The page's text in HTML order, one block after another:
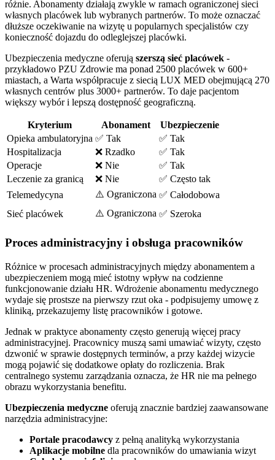
różnie. Abonamenty działają zwykle w ramach ograniczonej sieci
własnych placówek lub wybranych partnerów. To może oznaczać
dłuższe oczekiwanie na wizytę u popularnych specjalistów czy
konieczność dojazdu do odleglejszej placówki.
Ubezpieczenia medyczne oferują szerszą sieć placówek -
przykładowo PZU Zdrowie ma ponad 2500 placówek w 600+
miastach, a Warta współpracuje z siecią LUX MED obejmującą 270
własnych centrów plus 3000+ partnerów. To daje pacjentom
większy wybór i lepszą dostępność geograficzną.
Kryterium Abonament
Ubezpieczenie
Opieka ambulatoryjna ✅ Tak
✅ Tak
Hospitalizacja
❌ Rzadko
✅ Tak
Operacje
❌ Nie
✅ Tak
Leczenie za granicą
❌ Nie
✅ Często tak
Telemedycyna
⚠️ Ograniczona ✅ Całodobowa
Sieć placówek
⚠️ Ograniczona ✅ Szeroka
Proces administracyjny i obsługa pracowników
Różnice w procesach administracyjnych między abonamentem a
ubezpieczeniem mogą mieć istotny wpływ na codzienne
funkcjonowanie działu HR. Wdrożenie abonamentu medycznego
wydaje się prostsze na pierwszy rzut oka - podpisujemy umowę z
kliniką, przekazujemy listę pracowników i gotowe.
Jednak w praktyce abonamenty często generują więcej pracy
administracyjnej. Pracownicy muszą sami umawiać wizyty, często
dzwonić w sprawie dostępnych terminów, a przy każdej wizycie
mogą pojawić się dodatkowe opłaty do rozliczenia. Brak
centralnego systemu zarządzania oznacza, że HR nie ma pełnego
obrazu wykorzystania benefitu.
Ubezpieczenia medyczne oferują znacznie bardziej zaawansowane
narzędzia administracyjne:
Portale pracodawcy z pełną analityką wykorzystania
Aplikacje mobilne dla pracowników do umawiania wizyt